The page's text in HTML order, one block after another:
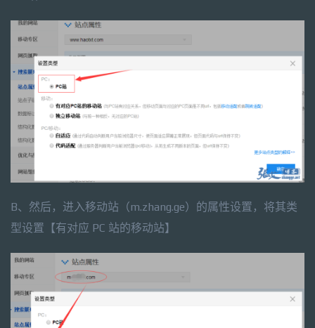
B、然后，进入移动站（m.zhang.ge）的属性设置，将其类
型设置【有对应 PC 站的移动站】